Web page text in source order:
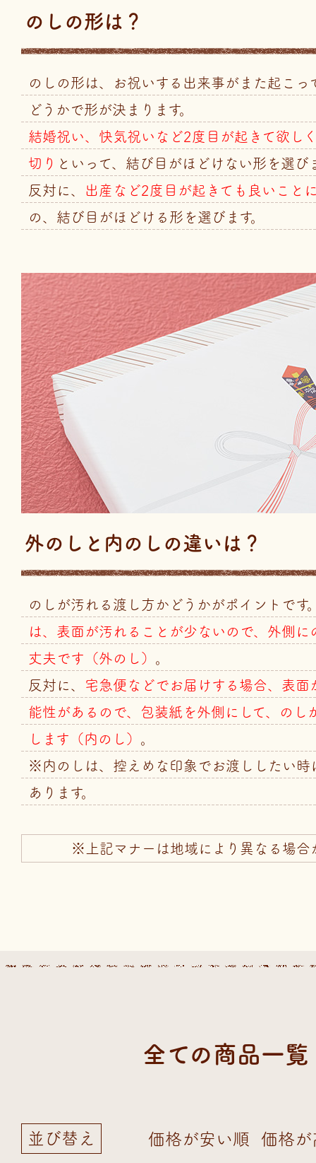
のしの形は？
のしの形は、お祝いする出来事がまた起こっ
どうかで形が決まります。
結婚祝い、快気祝いなど2度目が起きて欲し
切り といって、結び目がほどけない形を選び
反対に、 出産など2度目が起きても良いこと
の、結び目がほどける形を選びます。
外のしと内のしの違いは？
のしが汚れる渡し方かどうかがポイントです
は、表面が汚れることが少ないので、外側に
丈夫です（外のし） 。
反対に、 宅急便などでお届けする場合、表面
能性があるので、包装紙を外側にして、のし
します（内のし） 。
※内のしは、控えめな印象でお渡ししたい時
あります。
※上記マナーは地域により異なる場合
全ての商品一覧
並び替え 価格が安い順 価格